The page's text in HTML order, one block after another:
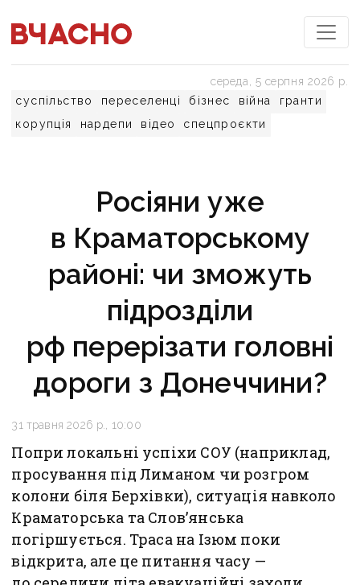
суспільство переселенці бізнес війна
гранти
корупція
нардепи відео спецпроєкти
середа, 5 серпня 2026 р.
Росіяни уже
в Краматорському
районі: чи зможуть
підрозділи
рф перерізати головні
дороги з Донеччини?
31 травня 2026 р., 10:00
Попри локальні успіхи СОУ (наприклад,
просування під Лиманом чи розгром
колони біля Берхівки), ситуація навколо
Краматорська та Слов’янська
погіршується. Траса на Ізюм поки
відкрита, але це питання часу —